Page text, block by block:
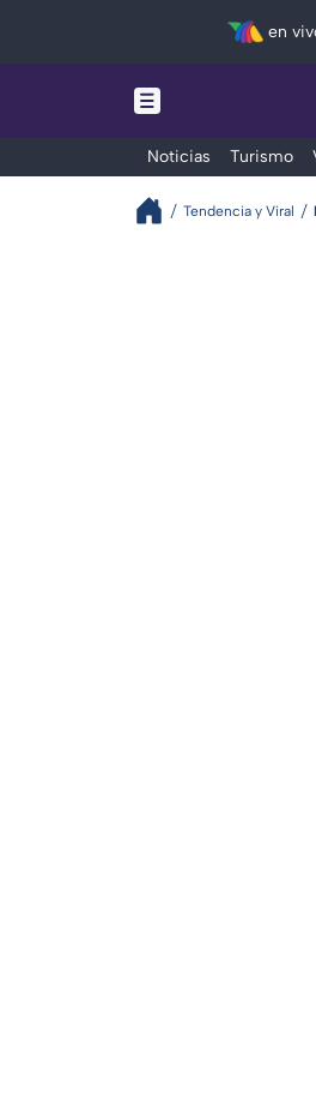
en
Noticias Turismo
Tendencia y Viral